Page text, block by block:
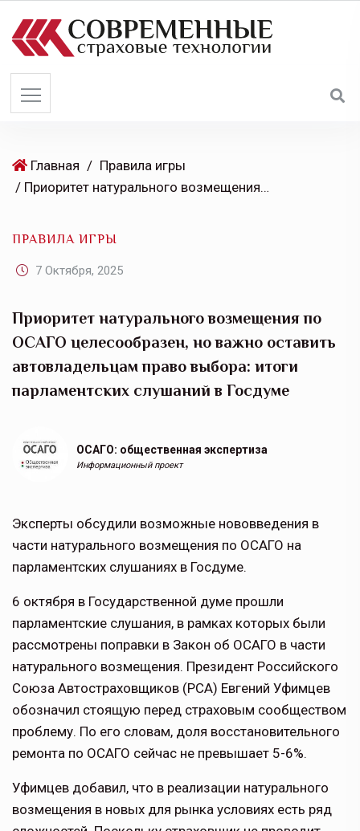
Главная / Правила игры
/ Приоритет натурального возмещения по ОСАГО целесообразен, но важно оставить автовладельцам право выбора: итоги парламентских слушаний в Госдуме
ПРАВИЛА ИГРЫ
7 Октября, 2025
Приоритет натурального возмещения по
ОСАГО целесообразен, но важно оставить
автовладельцам право выбора: итоги
парламентских слушаний в Госдуме
ОСАГО: общественная экспертиза
Информационный проект
Эксперты обсудили возможные нововведения в
части натурального возмещения по ОСАГО на
парламентских слушаниях в Госдуме.
6 октября в Государственной думе прошли
парламентские слушания, в рамках которых были
рассмотрены поправки в Закон об ОСАГО в части
натурального возмещения. Президент Российского
Союза Автостраховщиков (РСА) Евгений Уфимцев
обозначил стоящую перед страховым сообществом
проблему. По его словам, доля восстановительного
ремонта по ОСАГО сейчас не превышает 5-6%.
Уфимцев добавил, что в реализации натурального
возмещения в новых для рынка условиях есть ряд